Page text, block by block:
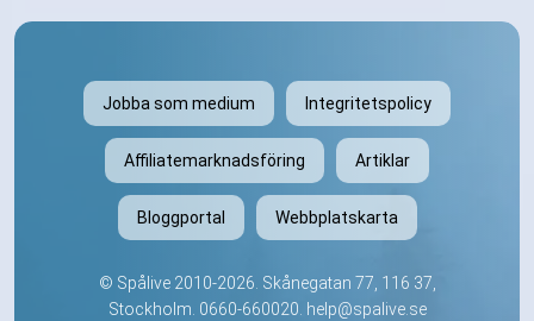
Jobba som medium Integritetspolicy
Affiliatemarknadsföring Artiklar
Bloggportal Webbplatskarta
© Spålive2010-2026. Skånegatan 77, 116 37,
Stockholm. 0660-660020. help@spalive.se